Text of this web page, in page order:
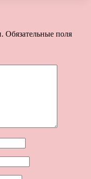
Обязательные поля